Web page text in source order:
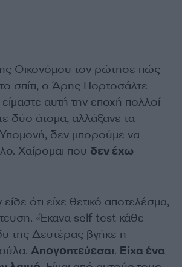
Οικονόμου τον ρώτησε πώς
σπίτι, ο Άρης Πορτοσάλτε
αυτή την εποχή πολλοί
δύο άτομα, αλλάξανε τα
δεν μπορούμε να
Χαίρομαι που δεν έχω
ότι είχε θετικό αποτελέσμα,
«Έκανα self test κάθε
της Δευτέρας βγήκε η
Απογοητεύεσαι. Είχα ένα